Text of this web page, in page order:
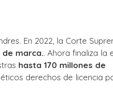
En 2022, la Corte
marca.. Ahora finaliza la
hasta 170 millones de
derechos de licencia